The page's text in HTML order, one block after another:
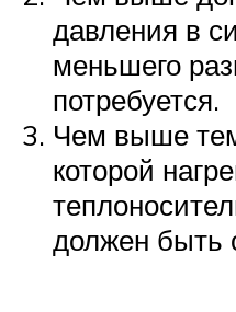
давления в
меньшего
потребуется.
Чем выше
которой
должен быть